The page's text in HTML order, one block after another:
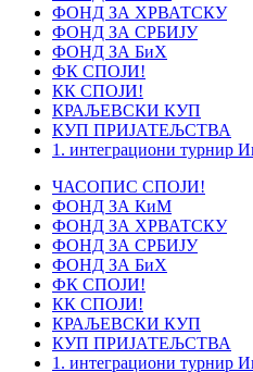
ФОНД ЗА ХРВАТСКУ
ФОНД ЗА СРБИЈУ
ФОНД ЗА БиХ
ФК СПОЈИ!
КК СПОЈИ!
КРАЉЕВСКИ КУП
КУП ПРИЈАТЕЉСТВА
1. интеграциони турнир
ЧАСОПИС СПОЈИ!
ФОНД ЗА КиМ
ФОНД ЗА ХРВАТСКУ
ФОНД ЗА СРБИЈУ
ФОНД ЗА БиХ
ФК СПОЈИ!
КК СПОЈИ!
КРАЉЕВСКИ КУП
КУП ПРИЈАТЕЉСТВА
1. интеграциони турнир